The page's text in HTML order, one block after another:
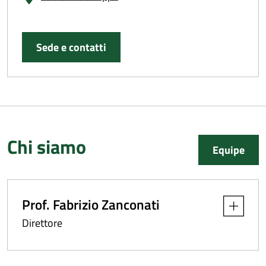
senologica, ginecologica, pleuropolmonare,
immunoistochimica, ematooncologica e gastroenterologica) e
La Struttura svolge attività di ricerca prevalentememte in
campo oncologico e delle patologie cardiovascolari
collaborando a numerosi percorsi e protocolli clinici
sperimentali in un ambito multidisciplinare.
Rientrano nel mandato della struttura:
Sede e contatti
Chi siamo Equipe
Prof. Fabrizio Zanconati
Direttore
Apri